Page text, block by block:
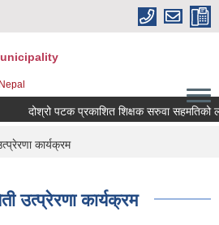
दोश्रो पटक प्रकाशित शिक्षक सरुवा सहमतिको लागि
कार्यक्रम
उत्प्रेरणा कार्यक्रम